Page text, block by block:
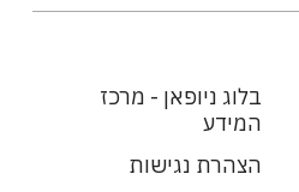
בלוג ניופאן - מרכז
המידע
הצהרת נגישות